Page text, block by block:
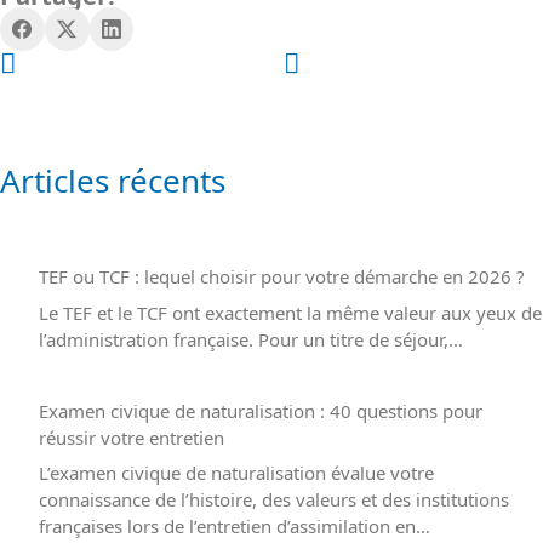
certifications garantissent votre employabilité et sont reconnues par
les entreprises du secteur informatique.
Articles récents
TEF ou TCF : lequel choisir pour votre démarche en 2026 ?
Le TEF et le TCF ont exactement la même valeur aux yeux de
l’administration française. Pour un titre de séjour,…
Examen civique de naturalisation : 40 questions pour
réussir votre entretien
L’examen civique de naturalisation évalue votre
connaissance de l’histoire, des valeurs et des institutions
françaises lors de l’entretien d’assimilation en…